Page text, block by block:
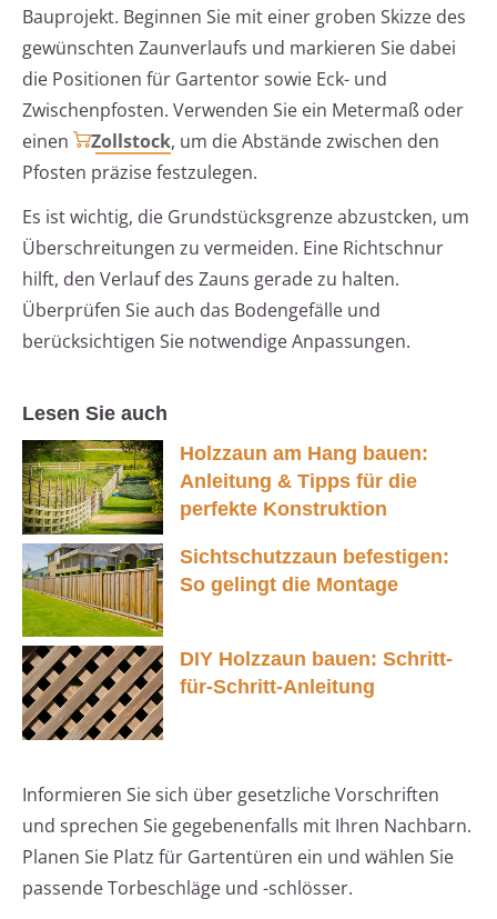
Bauprojekt. Beginnen Sie mit einer groben Skizze des
gewünschten Zaunverlaufs und markieren Sie dabei
die Positionen für Gartentor sowie Eck- und
Zwischenpfosten. Verwenden Sie ein Metermaß oder
einen
Zollstock, um die Abstände zwischen den
Pfosten präzise festzulegen.
Es ist wichtig, die Grundstücksgrenze abzustcken, um
Überschreitungen zu vermeiden. Eine Richtschnur
hilft, den Verlauf des Zauns gerade zu halten.
Überprüfen Sie auch das Bodengefälle und
berücksichtigen Sie notwendige Anpassungen.
Lesen Sie auch
Holzzaun am Hang bauen:
Anleitung & Tipps für die
perfekte Konstruktion
Sichtschutzzaun befestigen:
So gelingt die Montage
DIY Holzzaun bauen: Schritt-
für-Schritt-Anleitung
Informieren Sie sich über gesetzliche Vorschriften
und sprechen Sie gegebenenfalls mit Ihren Nachbarn.
Planen Sie Platz für Gartentüren ein und wählen Sie
passende Torbeschläge und -schlösser.